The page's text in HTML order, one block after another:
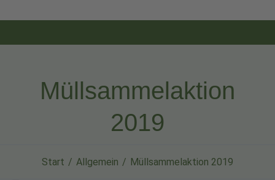
Müllsammelaktion
2019
Start Allgemein Müllsammelaktion 2019